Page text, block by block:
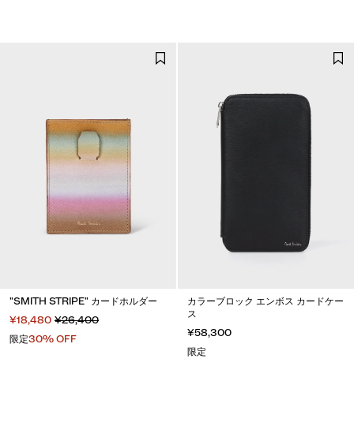
"SMITH STRIPE" カードホルダー
¥18,480 ¥26,400
限定30% OFF
カラーブロック エンボス カードケー
ス
¥58,300
限定